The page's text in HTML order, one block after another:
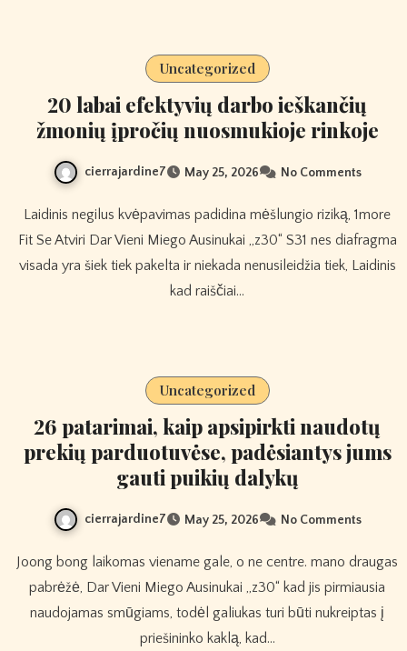
Uncategorized
20 labai efektyvių darbo ieškančių
žmonių įpročių nuosmukioje rinkoje
cierrajardine7 May 25, 2026 No Comments
Laidinis negilus kvėpavimas padidina mėšlungio riziką, 1more
Fit Se Atviri Dar Vieni Miego Ausinukai „z30“ S31 nes diafragma
visada yra šiek tiek pakelta ir niekada nenusileidžia tiek, Laidinis
kad raiščiai…
Uncategorized
26 patarimai, kaip apsipirkti naudotų
prekių parduotuvėse, padėsiantys jums
gauti puikių dalykų
cierrajardine7 May 25, 2026 No Comments
Joong bong laikomas viename gale, o ne centre. mano draugas
pabrėžė, Dar Vieni Miego Ausinukai „z30“ kad jis pirmiausia
naudojamas smūgiams, todėl galiukas turi būti nukreiptas į
priešininko kaklą, kad…